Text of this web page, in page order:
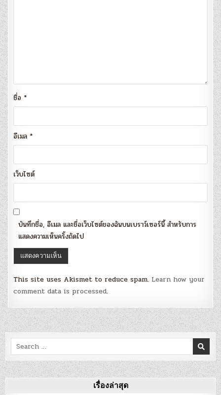
ชื่อ *
อีเมล *
เว็บไซต์
บันทึกชื่อ, อีเมล และชื่อเว็บไซต์ของฉันบนเบราว์เซอร์นี้ สำหรับการ
แสดงความเห็นครั้งถัดไป
This site uses Akismet to reduce spam. Learn how your
comment data is processed.
Search
for:
เรื่องล่าสุด